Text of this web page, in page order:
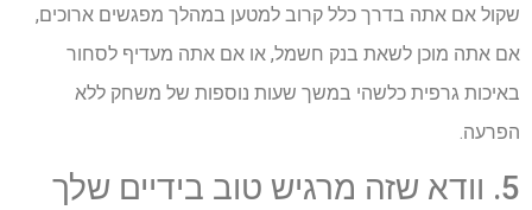
שקול אם אתה בדרך כלל קרוב למטען במהלך מפגשים ארוכים,
אם אתה מוכן לשאת בנק חשמל, או אם אתה מעדיף לסחור
באיכות גרפית כלשהי במשך שעות נוספות של משחק ללא
הפרעה.
5. וודא שזה מרגיש טוב בידיים שלך